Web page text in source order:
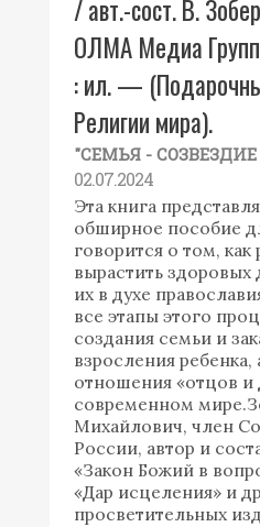
/ авт.-сост. В.
ОЛМА Медиа
: ил. —
Религии мира).
"СЕМЬЯ -
02.07.2024
Эта книга
обширное пособие
говорится о том,
вырастить здоровых
их в духе
все этапы этого
создания семьи и
взросления ребенка,
отношения «отцов и
современном
Михайлович, член
России, автор и
«Закон Божий в
«Дар исцеления» и
просветительных